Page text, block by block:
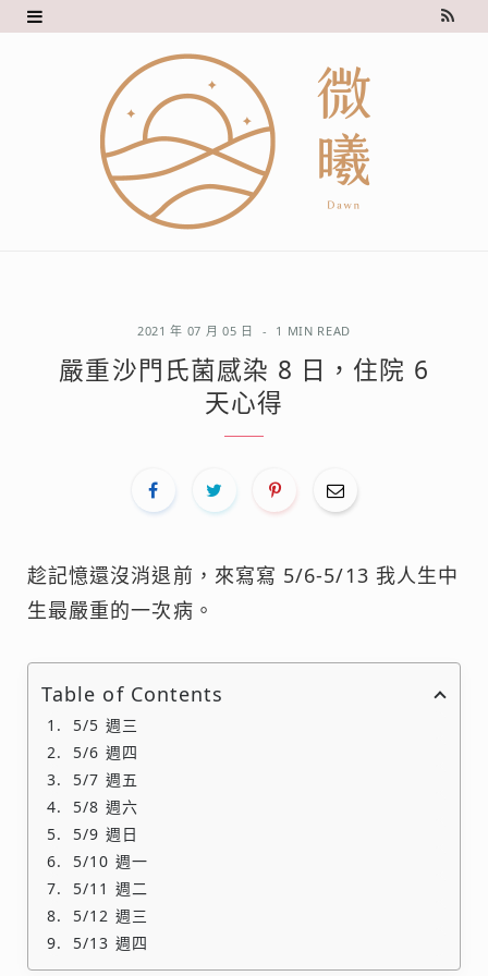
R
2021 年 07 月 05 日 1 MIN READ
嚴重沙門氏菌感染 8 日，住院 6
天心得
趁記憶還沒消退前，來寫寫 5/6-5/13 我人生中
生最嚴重的一次病。
Table of Contents
5/5 週三
5/6 週四
5/7 週五
5/8 週六
5/9 週日
5/10 週一
5/11 週二
5/12 週三
5/13 週四